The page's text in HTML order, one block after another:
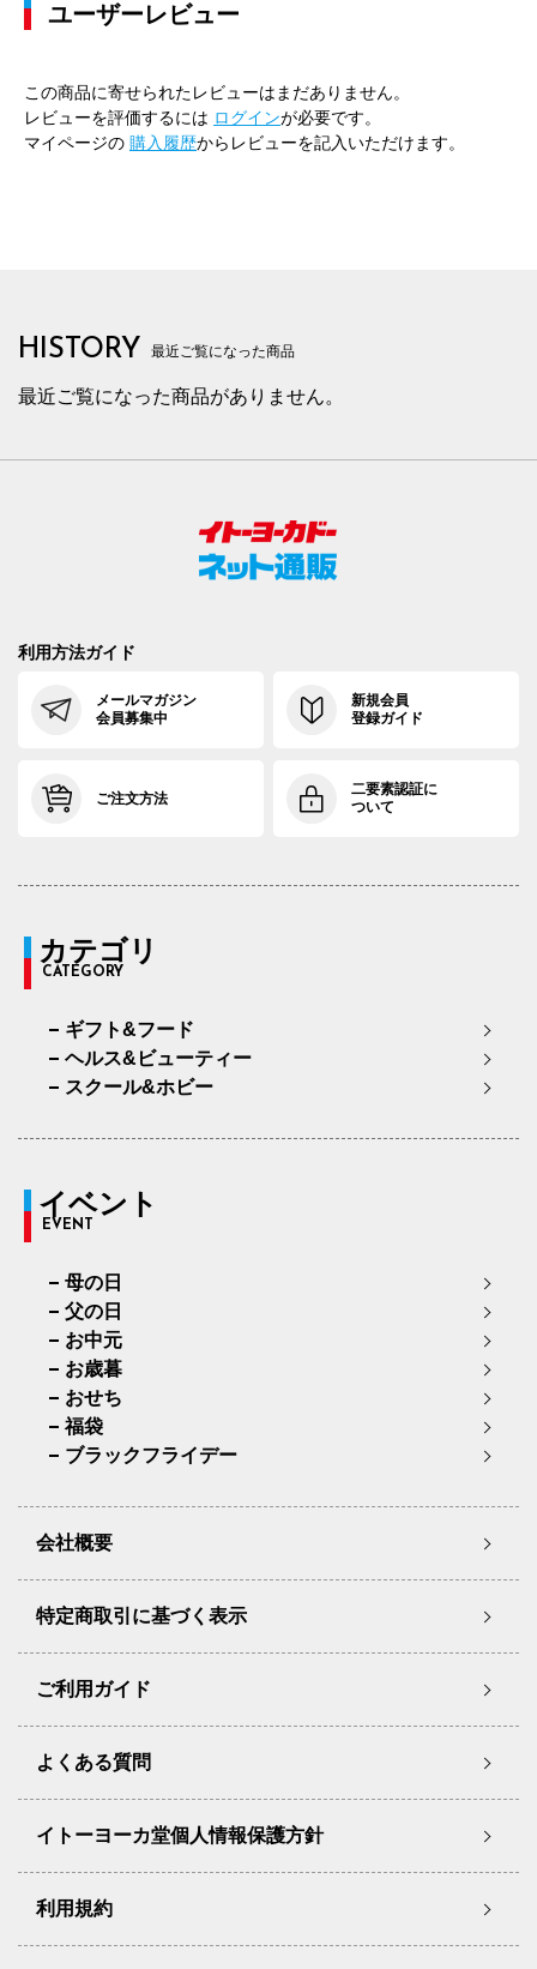
ユーザーレビュー
この商品に寄せられたレビューはまだありません。
レビューを評価するには ログインが必要です。
マイページの 購入履歴からレビューを記入いただけます。
HISTORY 最近ご覧になった商品
最近ご覧になった商品がありません。
利用方法ガイド
メールマガジン
会員募集中
新規会員
登録ガイド
ご注文方法
二要素認証に
ついて
カテゴリ
CATEGORY
ギフト&フード
ヘルス&ビューティー
スクール&ホビー
イベント
EVENT
母の日
父の日
お中元
お歳暮
おせち
福袋
ブラックフライデー
会社概要
特定商取引に基づく表示
ご利用ガイド
よくある質問
イトーヨーカ堂個人情報保護方針
利用規約